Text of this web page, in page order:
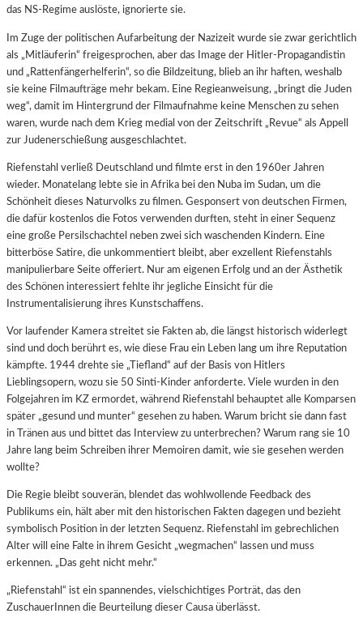
das NS-Regime auslöste, ignorierte sie.
Im Zuge der politischen Aufarbeitung der Nazizeit wurde sie zwar gerichtlich
als „Mitläuferin“ freigesprochen, aber das Image der Hitler-Propagandistin
und „Rattenfängerhelferin“, so die Bildzeitung, blieb an ihr haften, weshalb
sie keine Filmaufträge mehr bekam. Eine Regieanweisung, „bringt die Juden
weg“, damit im Hintergrund der Filmaufnahme keine Menschen zu sehen
waren, wurde nach dem Krieg medial von der Zeitschrift „Revue“ als Appell
zur Judenerschießung ausgeschlachtet.
Riefenstahl verließ Deutschland und filmte erst in den 1960er Jahren
wieder. Monatelang lebte sie in Afrika bei den Nuba im Sudan, um die
Schönheit dieses Naturvolks zu filmen. Gesponsert von deutschen Firmen,
die dafür kostenlos die Fotos verwenden durften, steht in einer Sequenz
eine große Persilschachtel neben zwei sich waschenden Kindern. Eine
bitterböse Satire, die unkommentiert bleibt, aber exzellent Riefenstahls
manipulierbare Seite offeriert. Nur am eigenen Erfolg und an der Ästhetik
des Schönen interessiert fehlte ihr jegliche Einsicht für die
Instrumentalisierung ihres Kunstschaffens.
Vor laufender Kamera streitet sie Fakten ab, die längst historisch widerlegt
sind und doch berührt es, wie diese Frau ein Leben lang um ihre Reputation
kämpfte. 1944 drehte sie „Tiefland“ auf der Basis von Hitlers
Lieblingsopern, wozu sie 50 Sinti-Kinder anforderte. Viele wurden in den
Folgejahren im KZ ermordet, während Riefenstahl behauptet alle Komparsen
später „gesund und munter“ gesehen zu haben. Warum bricht sie dann fast
in Tränen aus und bittet das Interview zu unterbrechen? Warum rang sie 10
Jahre lang beim Schreiben ihrer Memoiren damit, wie sie gesehen werden
wollte?
Die Regie bleibt souverän, blendet das wohlwollende Feedback des
Publikums ein, hält aber mit den historischen Fakten dagegen und bezieht
symbolisch Position in der letzten Sequenz. Riefenstahl im gebrechlichen
Alter will eine Falte in ihrem Gesicht „wegmachen“ lassen und muss
erkennen. „Das geht nicht mehr.“
„Riefenstahl“ ist ein spannendes, vielschichtiges Porträt, das den
ZuschauerInnen die Beurteilung dieser Causa überlässt.